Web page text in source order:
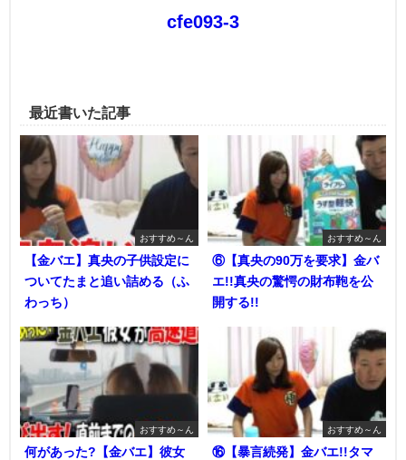
cfe093-3
最近書いた記事
おすすめ～ん
【金バエ】真央の子供設定に
ついてたまと追い詰める（ふ
わっち）
おすすめ～ん
⑥【真央の90万を要求】金バ
エ!!真央の驚愕の財布鞄を公
開する!!
おすすめ～ん
何があった?【金バエ】彼女
おすすめ～ん
⑯【暴言続発】金バエ!!タマ